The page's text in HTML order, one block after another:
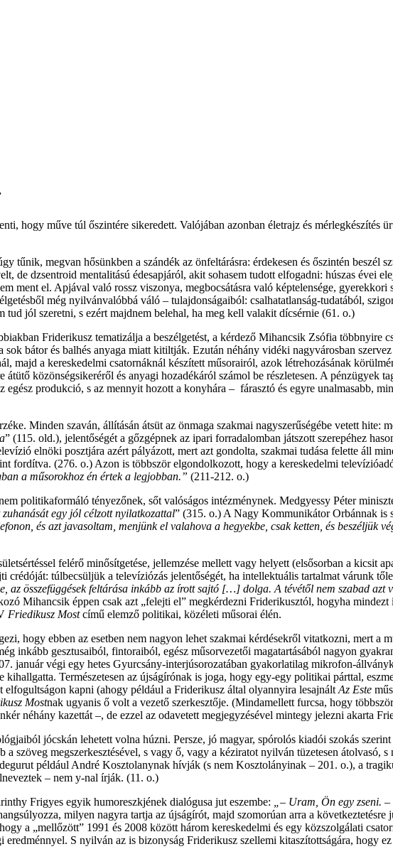
, hogy műve túl őszintére sikeredett. Valójában azonban életrajz és mérlegkészítés
tűnik, megvan hősünkben a szándék az önfeltárásra: érdekesen és őszintén beszél
, de dzsentroid mentalitású édesapjáról, akit sohasem tudott elfogadni: húszas évei
ment el. Apjával való rossz viszonya, megbocsátásra való képtelensége, gyerekkori
még nyilvánvalóbbá váló – tulajdonságaiból: csalhatatlanság-tudatából,
tud jól szeretni, s ezért majdnem belehal, ha meg kell valakit dícsérnie (61. o.)
Friderikusz tematizálja a beszélgetést, a kérdező Mihancsik Zsófia többnyire
sok bátorés balhés anyaga miatt kitiltják. Ezután néhány vidéki nagyvárosban
majd a kereskedelmi csatornáknál készített műsorairól, azok létrehozásának
átütő közönségsikeréről és anyagi hozadékáról számol be részletesen. A pénzügyek
egész produkció, s az mennyit hozott a konyhára – fárasztó és egyre unalmasabb,
Minden szaván, állításán átsüt az önmaga szakmai nagyszerűségébe vetett hite:
” (115. old.), jelentőségét a gőzgépnek az ipari forradalomban játszott szerepéhez
elnöki posztjára azért pályázott, mert azt gondolta, szakmai tudása felette áll
fordítva. (276. o.) Azon is többször elgondolkozott, hogy a kereskedelmi
a műsorokhoz én értek a legjobban.” (211-212. o.)
tényezőnek, sőt valóságos intézménynek. Medgyessy Péter
egy jól célzott nyilatkozattal” (315. o.) A Nagy Kommunikátor Orbánnak is
és azt javasoltam, menjünk el valahova a hegyekbe, csak ketten, és beszéljük
felérő minősítgetése, jellemzése mellett vagy helyett (elsősorban a kicsit
túlbecsüljük a televíziózás jelentőségét, ha intellektuális tartalmat várunk
összefüggések feltárása inkább az írott sajtó […] dolga. A tévétől nem szabad azt
Mihancsik éppen csak azt „felejti el” megkérdezni Friderikusztól, hogyha
Friedikusz Mostcímű elemző politikai, közéleti műsorai élén.
hogy ebben az esetben nem nagyon lehet szakmai kérdésekről vitatkozni, mert a
inkább gesztusaiból, fintoraiból, egész műsorvezetői magatartásából nagyon
január végi egy hetes Gyurcsány-interjúsorozatában gyakorlatilag mikrofon-
Természetesen az újságírónak is joga, hogy egy-egy politikai párttal,
elfogultságon kapni (ahogy például a Friderikusz által olyannyira lesajnált Az Este
Mostnak ugyanis ő volt a vezető szerkesztője. (Mindamellett furcsa, hogy
néhány kazettát –, de ezzel az odavetett megjegyzésével mintegy jelezni akarta
jócskán lehetett volna húzni. Persze, jó magyar, spórolós kiadói szokás
szöveg megszerkesztésével, s vagy ő, vagy a kéziratot nyilván tüzetesen átolvasó,
például André Kosztolanynak hívják (s nem Kosztolányinak – 201. o.), a
– nem y-nal írják. (11. o.)
Frigyes egyik humoreszkjének dialógusa jut eszembe:
„– Uram, Ön egy zseni.
milyen nagyra tartja az újságírót, majd szomorúan arra a
a „mellőzött” 1991 és 2008 között három kereskedelmi és egy közszolgálati
S nyilván az is bizonyság Friderikusz szellemi kitaszítottságára, hogy